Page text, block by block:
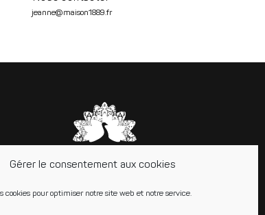
Gérer le consentement aux cookies
cookies pour optimiser notre site web et notre service.
jeanne@maison1889.fr